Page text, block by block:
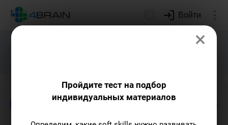
Войти
Подарим индивидуальный план
Дети и родители
×
Пройдите тест на подбор
индивидуальных материалов